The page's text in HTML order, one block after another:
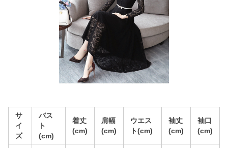
サ
イ
ズ
バス
ト
(cm)
着丈
(cm)
肩幅
(cm)
ウエス
ト(cm)
袖丈
(cm)
袖口
(cm)